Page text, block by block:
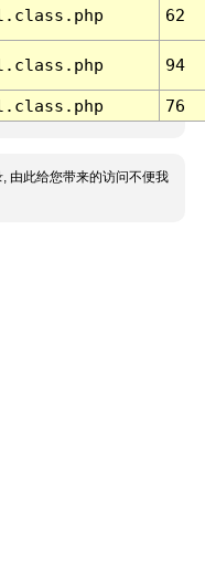
62
94
76
由此给您带来的访问不便我